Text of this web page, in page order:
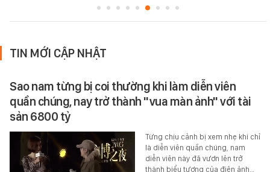
TIN MỚI CẬP NHẬT
Sao nam từng bị coi thường khi làm diễn viên
quần chúng, nay trở thành "vua màn ảnh" với tài
sản 6800 tỷ
Từng chịu cảnh bị xem nhẹ khi chỉ
là diễn viên quần chúng, nam
diễn viên này đã vươn lên trở
thành biểu tượng của điện ảnh…